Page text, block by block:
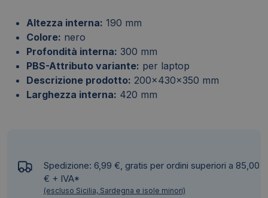
Altezza interna: 190 mm
Colore: nero
Profondità interna: 300 mm
PBS-Attributo variante: per laptop
Descrizione prodotto: 200x430x350 mm
Larghezza interna: 420 mm
Spedizione: 6,99 €, gratis per ordini superiori a 85,00
€ + IVA*
(escluso Sicilia, Sardegna e isole minori)